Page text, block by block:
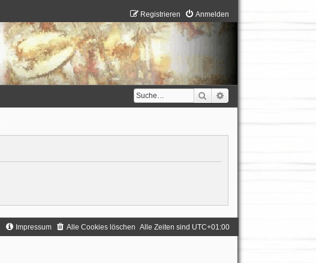
Anmelden
Registrieren
Suche
Alle Zeiten sind UTC+01:00
Alle Cookies löschen
Impressum